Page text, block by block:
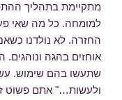
מתקיימת בתהליך
למומחה. כל מה שאי
החזרה. לא נולדנו
אוחזים בהגה
שתעשו בהם שימוש.
ולעשות…" אתם פשוט